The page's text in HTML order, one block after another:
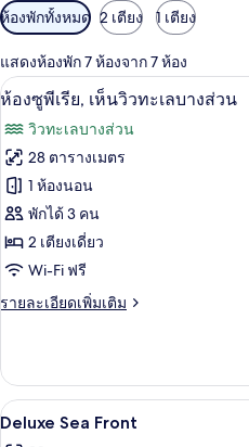
ตัว
กรอง
ที่
มี
ให้
สำหรับ
ห้อง
พัก
ห้องพักทั้งหมด 2 เตียง 1 เตียง
แสดงห้องพัก 7 ห้องจาก 7 ห้อง
เปิด
ภาพถ่าย
ทั้งหมด
ของ
ห้อง
ซู
พี
เรีย,
วิว
ทะเล
บาง
23
ห้องซูพีเรีย, เห็นวิวทะเลบางส่วน
วิวทะเลบางส่วน
28 ตารางเมตร
1 ห้องนอน
พักได้ 3 คน
2 เตียงเดี่ยว
Wi-Fi ฟรี
รายละเอียดเพิ่มเติม
ราย
เกี่ยว
กับ
ห้อง
เปิด
16
Deluxe Sea Front